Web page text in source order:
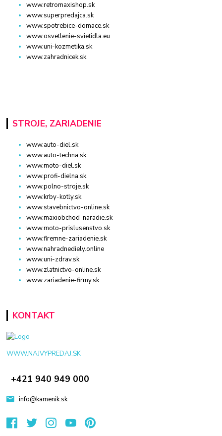
www.retromaxishop.sk
www.superpredajca.sk
www.spotrebice-domace.sk
www.osvetlenie-svietidla.eu
www.uni-kozmetika.sk
www.zahradnicek.sk
STROJE, ZARIADENIE
www.auto-diel.sk
www.auto-techna.sk
www.moto-diel.sk
www.profi-dielna.sk
www.polno-stroje.sk
www.krby-kotly.sk
www.stavebnictvo-online.sk
www.maxiobchod-naradie.sk
www.moto-prislusenstvo.sk
www.firemne-zariadenie.sk
www.nahradnediely.online
www.uni-zdrav.sk
www.zlatnictvo-online.sk
www.zariadenie-firmy.sk
KONTAKT
WWW.NAJVYPREDAJ.SK
+421 940 949 000
info@kamenik.sk